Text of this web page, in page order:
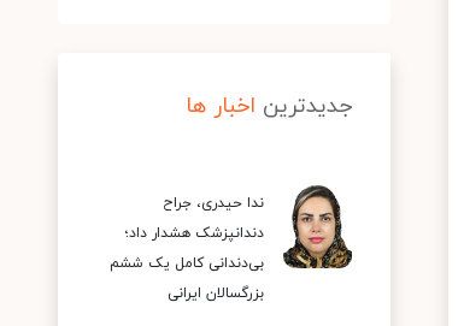
جدیدترین اخبار ها
ندا حیدری، جراح
دندانپزشک هشدار داد؛
بی‌دندانی کامل یک ششم
بزرگسالان ایرانی